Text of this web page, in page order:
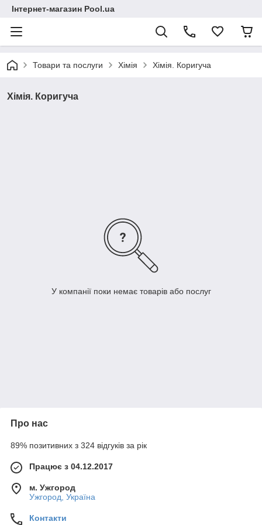
Інтернет-магазин Pool.ua
Товари та послуги Хімія Хімія. Коригуча
Хімія. Коригуча
У компанії поки немає товарів або послуг
Про нас
89% позитивних з 324 відгуків за рік
Працює з 04.12.2017
м. Ужгород
Ужгород, Україна
Контакти